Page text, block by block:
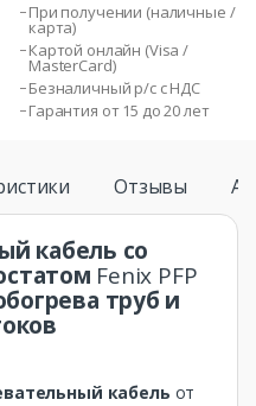
При получении (наличные /
карта)
Картой онлайн (Visa /
MasterCard)
Безналичный р/с с НДС
Гарантия от 15 до 20 лет
Отзывы
кабель со
Fenix ​​PFP
труб и
кабель от